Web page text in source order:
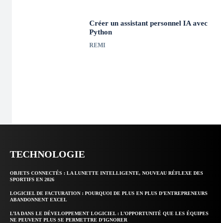
Créer un assistant personnel IA avec
Python
REMI
TECHNOLOGIE
OBJETS CONNECTÉS : LA LUNETTE INTELLIGENTE, NOUVEAU RÉFLEXE DES
SPORTIFS EN 2026
LOGICIEL DE FACTURATION : POURQUOI DE PLUS EN PLUS D’ENTREPRENEURS
ABANDONNENT EXCEL
L’IA DANS LE DÉVELOPPEMENT LOGICIEL : L’OPPORTUNITÉ QUE LES ÉQUIPES
NE PEUVENT PLUS SE PERMETTRE D’IGNORER